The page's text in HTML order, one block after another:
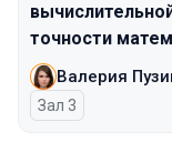
точности
Валерия
Зал 3